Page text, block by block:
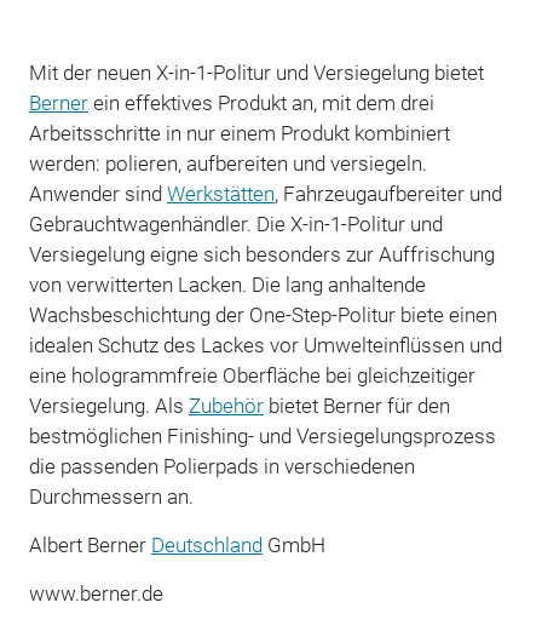
Mit der neuen X-in-1-Politur und Versiegelung bietet
Bernerein effektives Produkt an, mit dem drei
Arbeitsschritte in nur einem Produkt kombiniert
werden: polieren, aufbereiten und versiegeln.
Anwender sind Werkstätten, Fahrzeugaufbereiter und
Gebrauchtwagenhändler. Die X-in-1-Politur und
Versiegelung eigne sich besonders zur Auffrischung
von verwitterten Lacken. Die lang anhaltende
Wachsbeschichtung der One-Step-Politur biete einen
idealen Schutz des Lackes vor Umwelteinflüssen und
eine hologrammfreie Oberfläche bei gleichzeitiger
Versiegelung. Als Zubehörbietet Berner für den
bestmöglichen Finishing- und Versiegelungsprozess
die passenden Polierpads in verschiedenen
Durchmessern an.
Albert Berner DeutschlandGmbH
www.berner.de